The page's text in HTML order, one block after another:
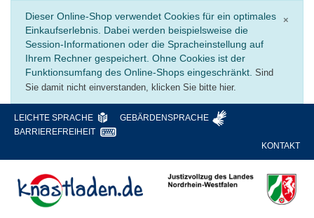
×
Dieser Online-Shop verwendet Cookies für ein optimales
Einkaufserlebnis. Dabei werden beispielsweise die
Session-Informationen oder die Spracheinstellung auf
Ihrem Rechner gespeichert. Ohne Cookies ist der
Funktionsumfang des Online-Shops eingeschränkt. Sind
Sie damit nicht einverstanden, klicken Sie bitte hier.
LEICHTE SPRACHE
GEBÄRDENSPRACHE
BARRIEREFREIHEIT
KONTAKT